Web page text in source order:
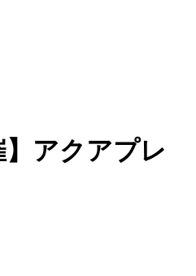
】アクアプレ